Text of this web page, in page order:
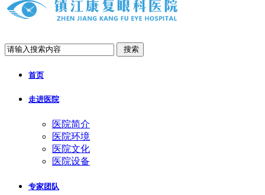
搜索
首页
走进医院
医院简介
医院环境
医院文化
医院设备
专家团队